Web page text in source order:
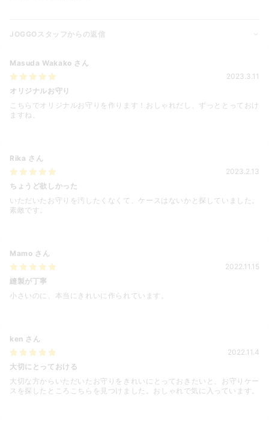
JOGGOスタッフからの返信
Masuda Wakako さん
2023.3.11
オリジナルお守り
こちらでオリジナルお守りを作ります！おしゃれだし、ずっととっておけ
ますね。
Rika さん
2023.2.13
ちょうど欲しかった
いただいたお守りを汚したくなくて、ケースはないかと探していました。
素敵です。
Mamo さん
2022.11.15
縫製が丁寧
小さいのに、本当にきれいに作られています。
ken さん
2022.11.4
大切にとっておける
大切な方からいただいたお守りをきれいにとっておきたいと、お守りケー
スを探したところこちらを見つけました。おしゃれで気に入っています。